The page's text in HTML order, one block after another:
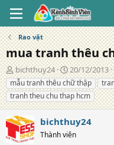
Rao vặt
mua tranh thêu
T
á
c
g
i
ả
bichthuy24
N
g
à
y
đ
ă
n
20/12/2013
mẫu tranh thêu chữ thập
tranh theu chu thap hcm
bichthuy24
Thành viên